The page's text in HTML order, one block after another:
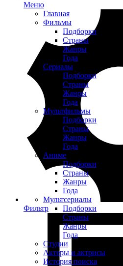
Меню
Главная
Фильмы
Подборки
Страны
Жанры
Года
Сериалы
Подборки
Страны
Жанры
Года
Мультфильмы
Подборки
Страны
Жанры
Года
Аниме
Подборки
Страны
Жанры
Года
Мультсериалы
Подборки
Страны
Жанры
Года
Студии
Актеры и актрисы
История поиска
Фильтр